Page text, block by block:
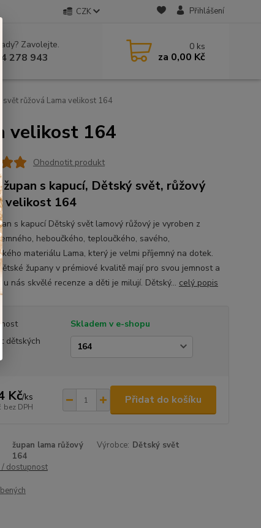
CZK Přihlášení
Zavolejte.
278 943
0 ks
za 0,00 Kč
svět růžová Lama velikost 164
velikost 164
Ohodnotit produkt
s kapucí, Dětský svět, růžový
velikost 164
s kapucí Dětský svět lamový růžový je vyroben z
heboučkého, teploučkého, savého,
materiálu Lama, který je velmi příjemný na dotek.
župany v prémiové kvalitě mají pro svou jemnost a
nás skvělé recenze a děti je milují. Dětský... celý popis
Skladem v e-shopu
dětských
Kč/ks
bez DPH
Přidat do košíku
župan lama růžový
164
Výrobce: Dětský svět
/ dostupnost